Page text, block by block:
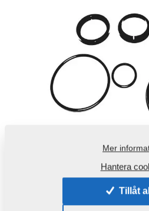
nedladdning
Mer
Hantera
Tillåt